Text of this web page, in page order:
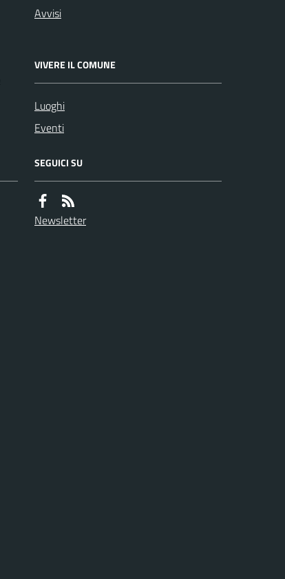
Avvisi
VIVERE IL COMUNE
Luoghi
Eventi
SEGUICI SU
Newsletter